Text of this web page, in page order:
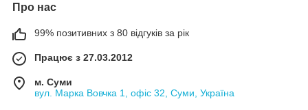
Про нас
99% позитивних з 80 відгуків за рік
Працює з 27.03.2012
м. Суми
вул. Марка Вовчка 1, офіс 32, Суми, Україна